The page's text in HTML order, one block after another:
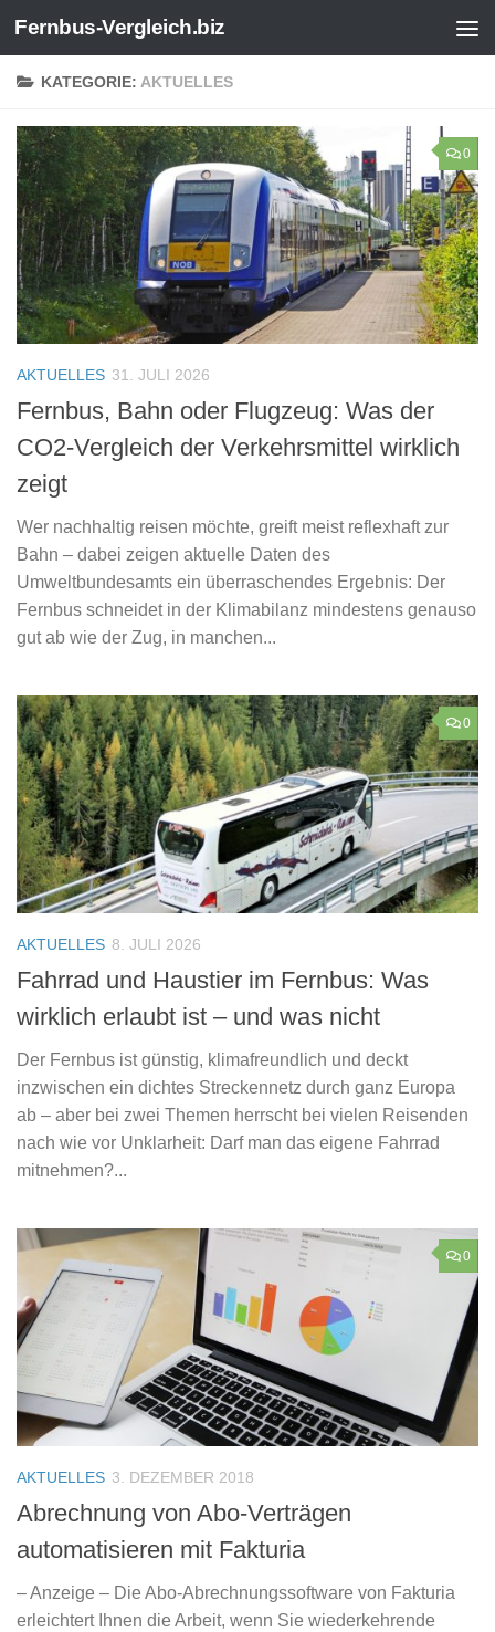
Zum Inhalt springen
Fernbus-Vergleich.biz
KATEGORIE: AKTUELLES
0
AKTUELLES 31. JULI 2026
Fernbus, Bahn oder Flugzeug: Was der
CO2-Vergleich der Verkehrsmittel wirklich
zeigt
Wer nachhaltig reisen möchte, greift meist reflexhaft zur
Bahn – dabei zeigen aktuelle Daten des
Umweltbundesamts ein überraschendes Ergebnis: Der
Fernbus schneidet in der Klimabilanz mindestens genauso
gut ab wie der Zug, in manchen...
0
AKTUELLES 8. JULI 2026
Fahrrad und Haustier im Fernbus: Was
wirklich erlaubt ist – und was nicht
Der Fernbus ist günstig, klimafreundlich und deckt
inzwischen ein dichtes Streckennetz durch ganz Europa
ab – aber bei zwei Themen herrscht bei vielen Reisenden
nach wie vor Unklarheit: Darf man das eigene Fahrrad
mitnehmen?...
0
AKTUELLES 3. DEZEMBER 2018
Abrechnung von Abo-Verträgen
automatisieren mit Fakturia
– Anzeige – Die Abo-Abrechnungssoftware von Fakturia
erleichtert Ihnen die Arbeit, wenn Sie wiederkehrende